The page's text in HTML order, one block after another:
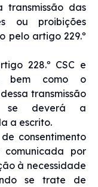
das
ou proibições
pelo artigo 229.º
228.º CSC e
bem como o
transmissão
se deverá a
a escrito.
consentimento
por
à necessidade
se trate de